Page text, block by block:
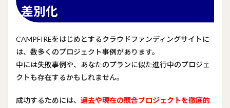
差別化
CAMPFIREをはじめとするクラウドファンディングサイトに
は、数多くのプロジェクト事例があります。
中には失敗事例や、あなたのプランに似た進行中のプロジェ
クトも存在するかもしれません。
成功するためには、 過去や現在の競合プロジェクトを徹底的